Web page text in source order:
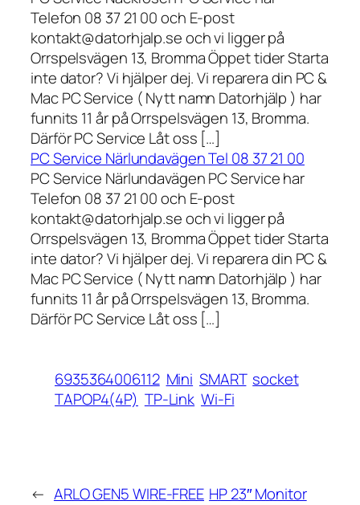
Telefon 08 37 21 00 och E-post
kontakt@datorhjalp.se och vi ligger på
Orrspelsvägen 13, Bromma Öppet tider Starta
inte dator? Vi hjälper dej. Vi reparera din PC &
Mac PC Service ( Nytt namn Datorhjälp ) har
funnits 11 år på Orrspelsvägen 13, Bromma.
Därför PC Service Låt oss […]
PC Service Närlundavägen Tel 08 37 21 00
PC Service Närlundavägen PC Service har
Telefon 08 37 21 00 och E-post
kontakt@datorhjalp.se och vi ligger på
Orrspelsvägen 13, Bromma Öppet tider Starta
inte dator? Vi hjälper dej. Vi reparera din PC &
Mac PC Service ( Nytt namn Datorhjälp ) har
funnits 11 år på Orrspelsvägen 13, Bromma.
Därför PC Service Låt oss […]
6935364006112 Mini SMART socket
TAPOP4(4P) TP-Link Wi-Fi
← ARLO GEN5 WIRE-FREE HP 23″ Monitor